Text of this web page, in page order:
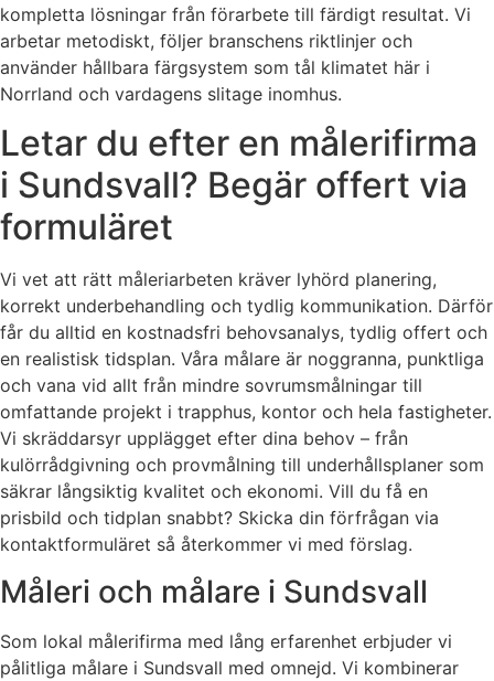
kompletta lösningar från förarbete till färdigt resultat. Vi
arbetar metodiskt, följer branschens riktlinjer och
använder hållbara färgsystem som tål klimatet här i
Norrland och vardagens slitage inomhus.
Letar du efter en målerifirma
i Sundsvall? Begär offert via
formuläret
Vi vet att rätt måleriarbeten kräver lyhörd planering,
korrekt underbehandling och tydlig kommunikation. Därför
får du alltid en kostnadsfri behovsanalys, tydlig offert och
en realistisk tidsplan. Våra målare är noggranna, punktliga
och vana vid allt från mindre sovrumsmålningar till
omfattande projekt i trapphus, kontor och hela fastigheter.
Vi skräddarsyr upplägget efter dina behov – från
kulörrådgivning och provmålning till underhållsplaner som
säkrar långsiktig kvalitet och ekonomi. Vill du få en
prisbild och tidplan snabbt? Skicka din förfrågan via
kontaktformuläret så återkommer vi med förslag.
Måleri och målare i Sundsvall
Som lokal målerifirma med lång erfarenhet erbjuder vi
pålitliga målare i Sundsvall med omnejd. Vi kombinerar